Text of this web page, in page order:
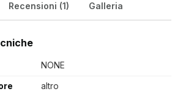
Recensioni (1) Galleria
NONE
altro